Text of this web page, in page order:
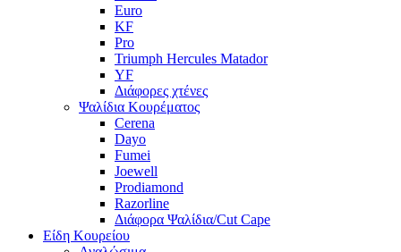
Euro
KF
Pro
Triumph Hercules Matador
YF
Διάφορες χτένες
Ψαλίδια Κουρέματος
Cerena
Dayo
Fumei
Joewell
Prodiamond
Razorline
Διάφορα Ψαλίδια/Cut Cape
Είδη Κουρείου